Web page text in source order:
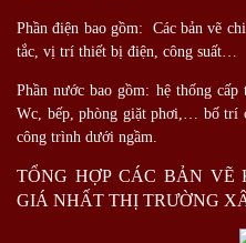
Phần điện bao gồm: Các bản vẽ
tắc, vị trí thiết bị điện, công suất…
Phần nước bao gồm: hệ thống
Wc, bếp, phòng giặt phơi,… bố trí
công trình dưới ngầm.
TỔNG HỢP CÁC BẢN
GIÁ NHẤT THỊ TRƯỜNG